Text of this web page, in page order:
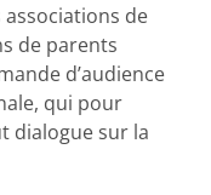
associations de
de parents
d’audience
qui pour
dialogue sur la